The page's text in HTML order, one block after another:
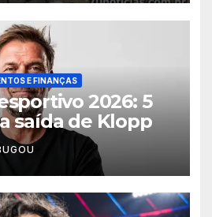
E FINANÇAS
2026: 5
saída de Klopp